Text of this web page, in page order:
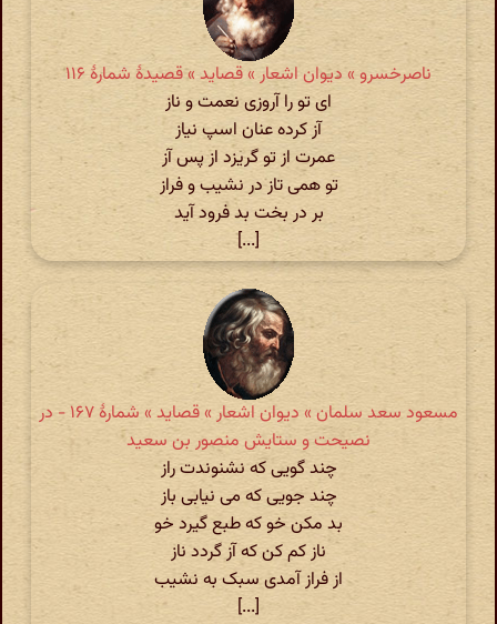
ناصرخسرو » دیوان اشعار » قصاید » قصیدهٔ شمارهٔ ۱۱۶
ای تو را آروزی نعمت و ناز
آز کرده عنان اسپ نیاز
عمرت از تو گریزد از پس آز
تو همی تاز در نشیب و فراز
بر در بخت بد فرود آید
[...]
مسعود سعد سلمان » دیوان اشعار » قصاید » شمارهٔ ۱۶۷ - در
نصیحت و ستایش منصور بن سعید
چند گویی که نشنوندت راز
چند جویی که می نیابی باز
بد مکن خو که طبع گیرد خو
ناز کم کن که آز گردد ناز
از فراز آمدی سبک به نشیب
[...]